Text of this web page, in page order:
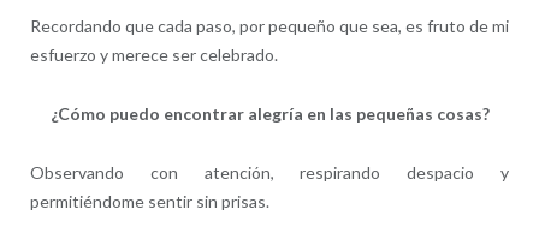
Recordando que cada paso, por pequeño que sea, es fruto de mi
esfuerzo y merece ser celebrado.
¿Cómo puedo encontrar alegría en las pequeñas cosas?
Observando con atención, respirando despacio y
permitiéndome sentir sin prisas.